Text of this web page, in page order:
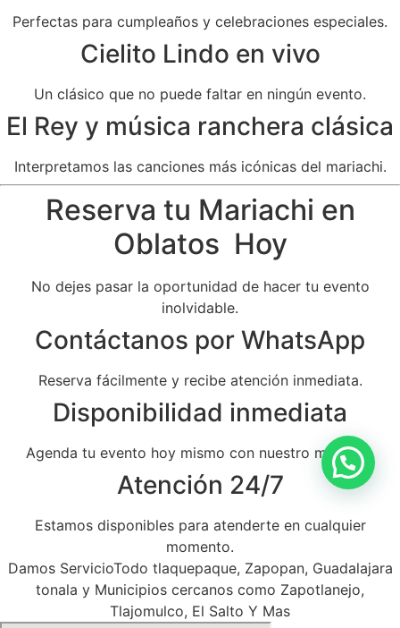
Perfectas para cumpleaños y celebraciones especiales.
Cielito Lindo en vivo
Un clásico que no puede faltar en ningún evento.
El Rey y música ranchera clásica
Interpretamos las canciones más icónicas del mariachi.
Reserva tu Mariachi en
Oblatos Hoy
No dejes pasar la oportunidad de hacer tu evento
inolvidable.
Contáctanos por WhatsApp
Reserva fácilmente y recibe atención inmediata.
Disponibilidad inmediata
Agenda tu evento hoy mismo con nuestro mariachi.
Atención 24/7
Estamos disponibles para atenderte en cualquier
momento.
Damos ServicioTodo tlaquepaque, Zapopan, Guadalajara
tonala y Municipios cercanos como Zapotlanejo,
Tlajomulco, El Salto Y Mas